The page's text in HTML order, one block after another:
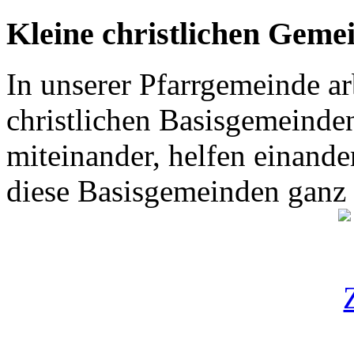
Kleine christlichen
In unserer Pfarrgemeinde
christlichen
miteinander, helfen
diese Basisgemeinden